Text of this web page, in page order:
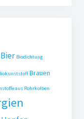
Bier Biodichtung
Brauen
aus Rohrkolben